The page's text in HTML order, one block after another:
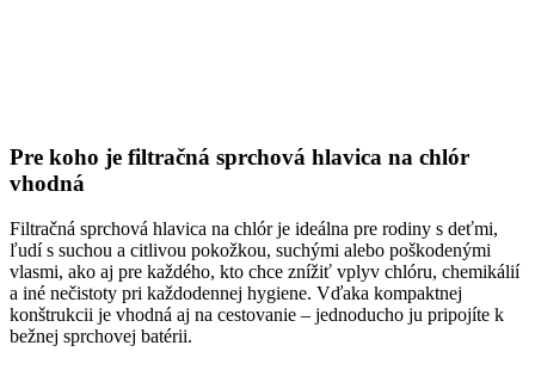
Pre koho je filtračná sprchová hlavica na chlór
vhodná
Filtračná sprchová hlavica na chlór je ideálna pre rodiny s deťmi,
ľudí s suchou a citlivou pokožkou, suchými alebo poškodenými
vlasmi, ako aj pre každého, kto chce znížiť vplyv chlóru, chemikálií
a iné nečistoty pri každodennej hygiene. Vďaka kompaktnej
konštrukcii je vhodná aj na cestovanie – jednoducho ju pripojíte k
bežnej sprchovej batérii.